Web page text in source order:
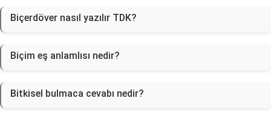
Biçerdöver nasıl yazılır TDK?
Biçim eş anlamlısı nedir?
Bitkisel bulmaca cevabı nedir?